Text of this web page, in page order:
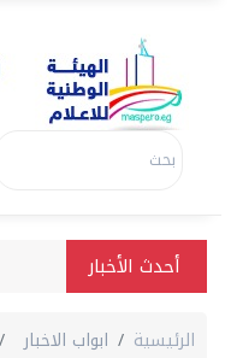
أحدث الأخبار
الرئيسية ابواب الاخبار